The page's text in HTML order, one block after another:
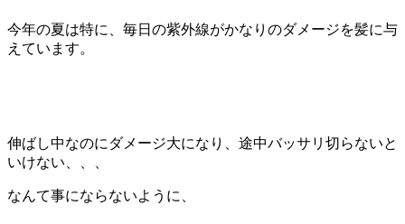
今年の夏は特に、毎日の紫外線がかなりのダメージを髪に与
えています。
伸ばし中なのにダメージ大になり、途中バッサリ切らないと
いけない、、、
なんて事にならないように、